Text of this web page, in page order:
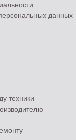
данных
техники